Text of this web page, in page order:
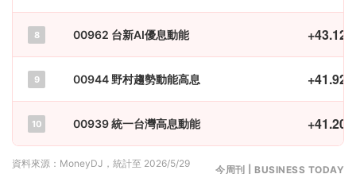
8 00962 台新AI優息動能
9 00944 野村趨勢動能高息
10 00939 統一台灣高息動能
資料來源：MoneyDJ，統計至 2026/5/29
今周刊 | BUSINESS TODAY